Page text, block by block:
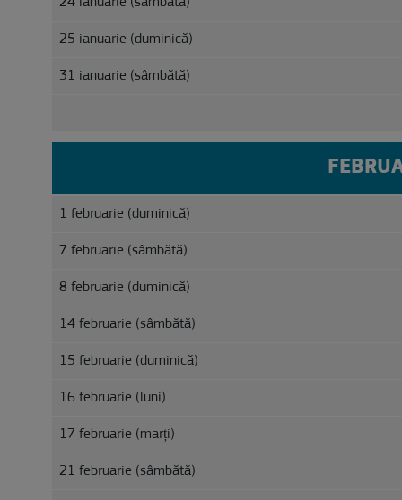
25 ianuarie (duminică)
31 ianuarie (sâmbătă)
1 februarie (duminică)
7 februarie (sâmbătă)
8 februarie (duminică)
14 februarie (sâmbătă)
15 februarie (duminică)
16 februarie (luni)
17 februarie (marți)
21 februarie (sâmbătă)